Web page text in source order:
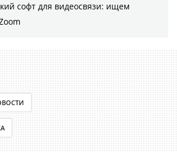
софт для видеосвязи: ищем